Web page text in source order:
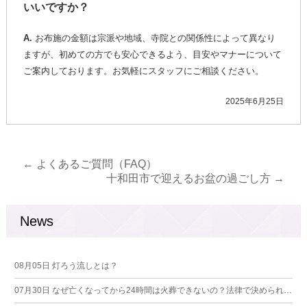
いいですか？
A. お布施の金額は宗派や地域、寺院との関係性によって異なり
ますが、初めての方でも安心できるよう、目安やマナーについて
ご案内しております。お気軽にスタッフにご相談ください。
2025年6月25日
← よくあるご質問（FAQ）
十和田市で迎えるお盆の過ごし方 →
News
08月05日 灯ろう流しとは？
07月30日 なぜ亡くなってから24時間は火葬できないの？法律で決められている理由とは